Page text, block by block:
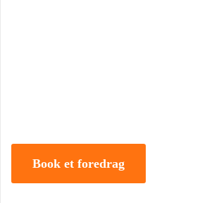
Book et foredrag